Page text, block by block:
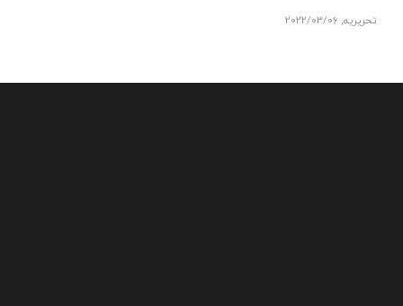
تحریریه,
2022/03/06